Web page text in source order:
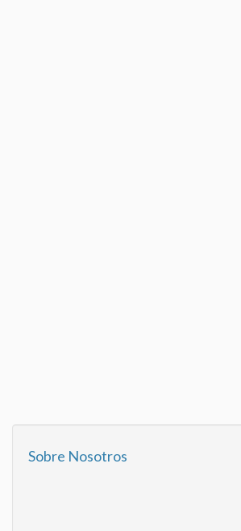
Sobre Nosotros